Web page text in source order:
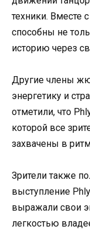
техники. Вместе
способны не
историю через
Другие члены
энергетику и
отметили, что
которой все
захвачены в
Зрители также
выступление
выражали свои
легкостью